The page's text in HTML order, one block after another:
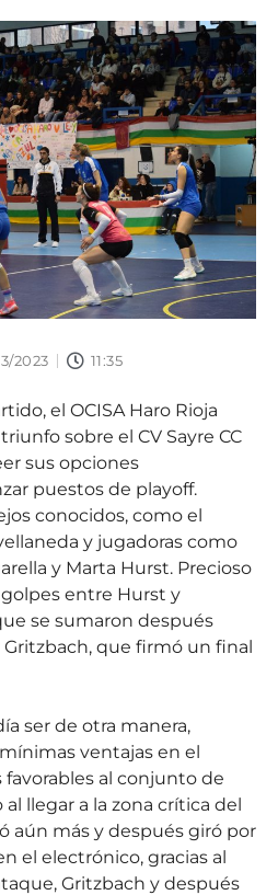
2023 11:35
el OCISA Haro Rioja
sobre el CV Sayre CC
sus opciones
puestos de playoff.
conocidos, como el
y jugadoras como
y Marta Hurst. Precioso
entre Hurst y
se sumaron después
Gritzbach, que firmó un final
ser de otra manera,
ventajas en el
al conjunto de
al llegar a la zona crítica del
aún más y después giró por
el electrónico, gracias al
Gritzbach y después